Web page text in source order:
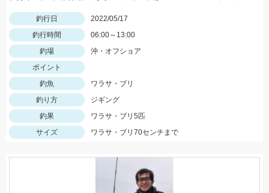
釣行日
2022/05/17
釣行時間
06:00～13:00
釣場
沖・オフショア
ポイント
釣魚
ワラサ・ブリ
釣り方
ジギング
釣果
ワラサ・ブリ5匹
サイズ
ワラサ・ブリ70センチまで